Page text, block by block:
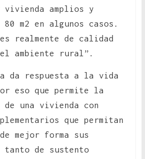
vivienda amplios y
80 m2 en algunos casos.
realmente de calidad
ambiente rural”.
da respuesta a la vida
eso que permite la
de una vivienda con
que permitan
mejor forma sus
de sustento